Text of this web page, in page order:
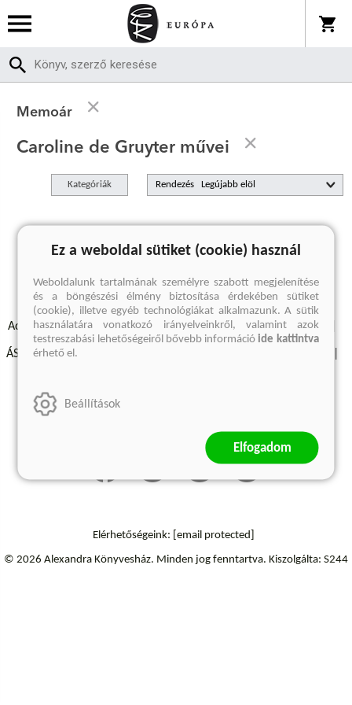
Memoár
Caroline de Gruyter művei
Kategóriák Rendezés
A keresett kifejezésre nincs találat
Adatvédelmi szabályzatok Elállási felmondási nyilatkozat
ÁSZF - Vásárlási feltételek
Szállítási információk
Elérhetőségeink: [email protected]
© 2026 Alexandra Könyvesház. Minden jog fenntartva. Kiszolgálta: S244
Ez a weboldal sütiket (cookie) használ
Weboldalunk tartalmának személyre szabott megjelenítése
és a böngészési élmény biztosítása érdekében sütiket
(cookie), illetve egyéb technológiákat alkalmazunk. A sütik
használatára vonatkozó irányelveinkről, valamint azok
testreszabási lehetőségeiről bővebb információide kattintva
érhető el.
Beállítások
Elfogadom